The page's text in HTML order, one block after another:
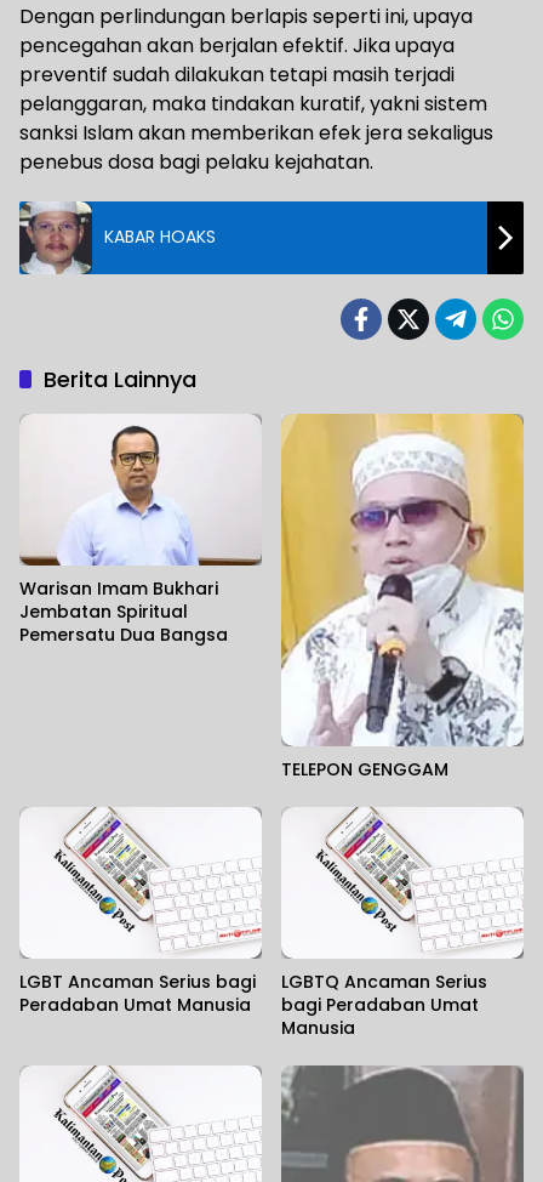
Dengan perlindungan berlapis seperti ini, upaya
pencegahan akan berjalan efektif. Jika upaya
preventif sudah dilakukan tetapi masih terjadi
pelanggaran, maka tindakan kuratif, yakni sistem
sanksi Islam akan memberikan efek jera sekaligus
penebus dosa bagi pelaku kejahatan.
KABAR HOAKS
Berita Lainnya
Warisan Imam Bukhari
Jembatan Spiritual
Pemersatu Dua Bangsa
TELEPON GENGGAM
LGBT Ancaman Serius bagi
Peradaban Umat Manusia
LGBTQ Ancaman Serius
bagi Peradaban Umat
Manusia